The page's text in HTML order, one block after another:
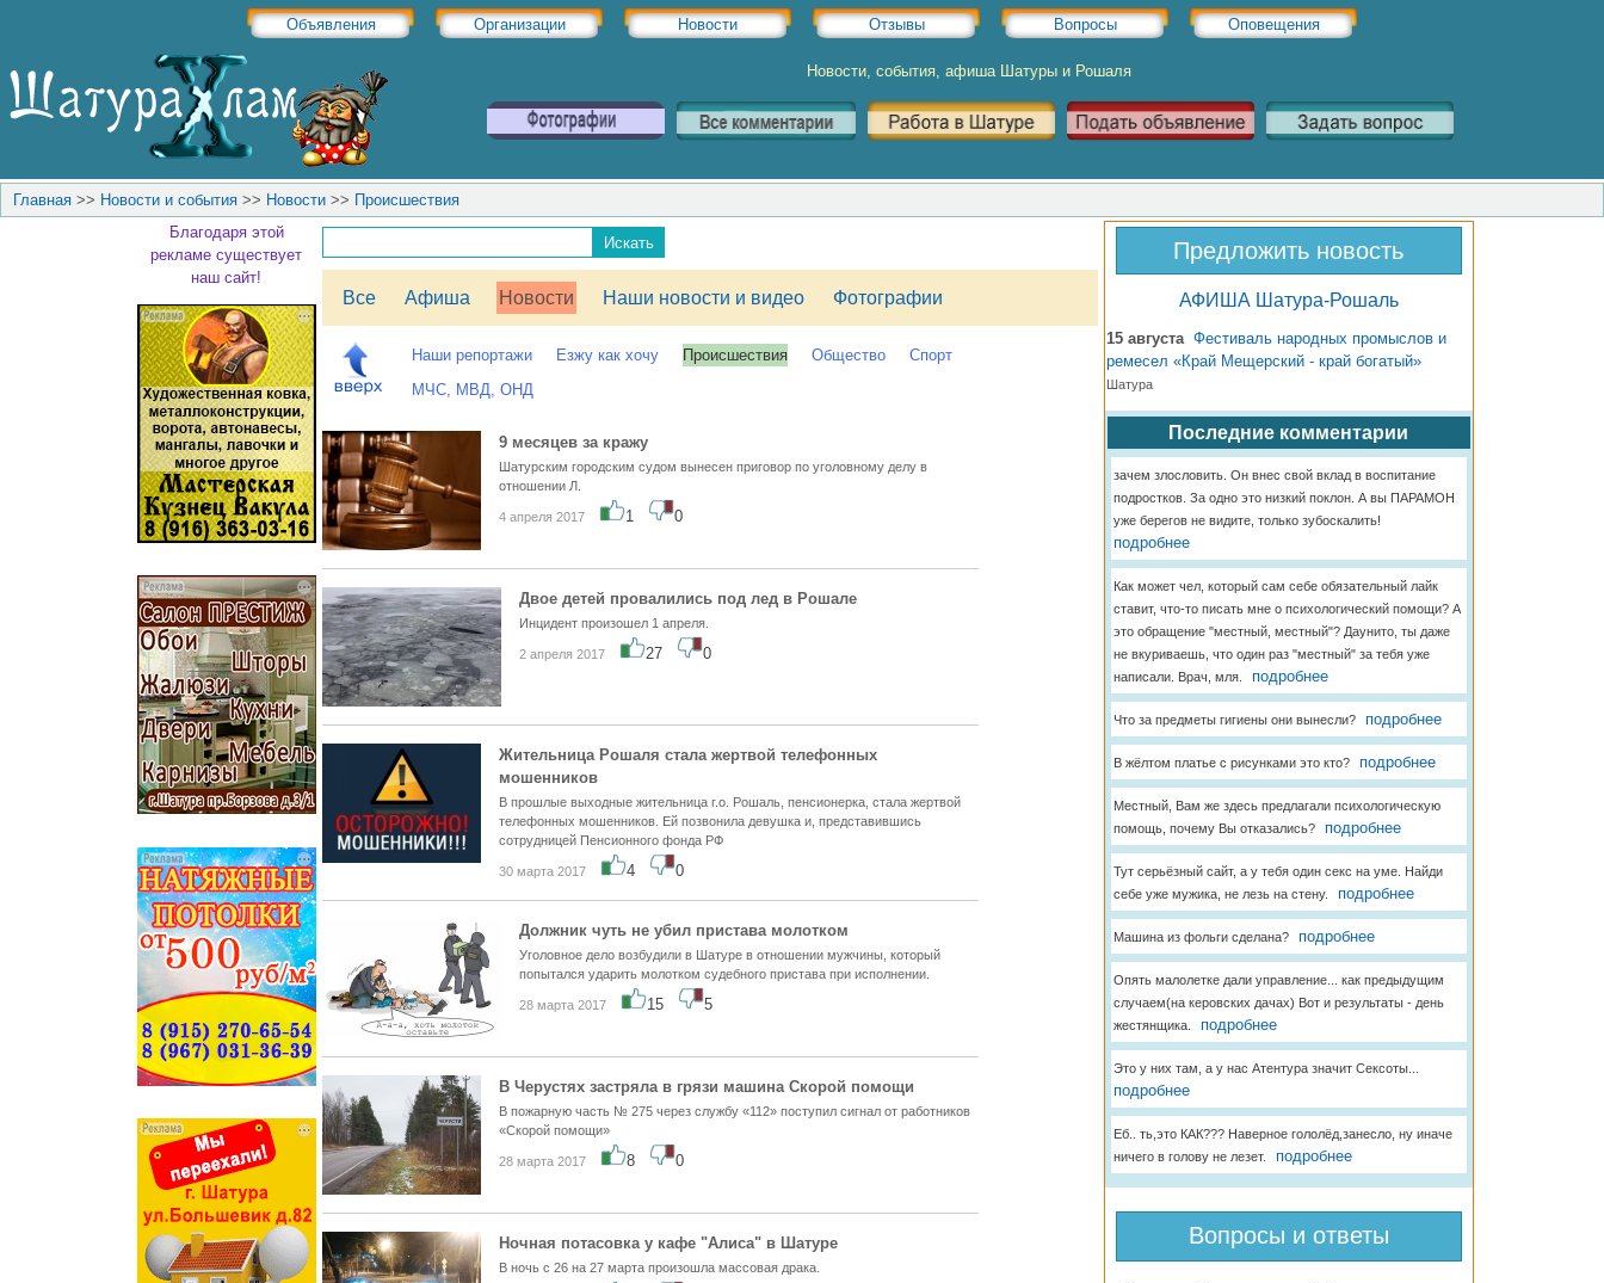
Объявления Организации Новости Отзывы Вопросы Оповещения
Новости, события, афиша Шатуры и Рошаля
Главная >> Новости и события >> Новости >> Происшествия
Благодаря этой
рекламе существует
наш сайт!
Все Афиша Новости Наши новости и видео Фотографии
Наши репортажи Езжу как хочу Происшествия Общество
Спорт
МЧС, МВД, ОНД
9 месяцев за кражу
Шатурским городским судом вынесен приговор по уголовному делу в
отношении Л.
4 апреля 2017 1 0
Двое детей провалились под лед в Рошале
Инцидент произошел 1 апреля.
2 апреля 2017 27 0
Жительница Рошаля стала жертвой телефонных
мошенников
В прошлые выходные жительница г.о. Рошаль, пенсионерка, стала жертвой
телефонных мошенников. Ей позвонила девушка и, представившись
сотрудницей Пенсионного фонда РФ
30 марта 2017 4 0
Должник чуть не убил пристава молотком
Уголовное дело возбудили в Шатуре в отношении мужчины, который
попытался ударить молотком судебного пристава при исполнении.
28 марта 2017 15 5
В Черустях застряла в грязи машина Скорой помощи
В пожарную часть № 275 через службу «112» поступил сигнал от работников
«Скорой помощи»
28 марта 2017 8 0
Ночная потасовка у кафе "Алиса" в Шатуре
В ночь с 26 на 27 марта произошла массовая драка.
Предложить новость
АФИША Шатура-Рошаль
15 августа Фестиваль народных промыслов и
ремесел «Край Мещерский - край богатый»
Шатура
Последние комментарии
зачем злословить. Он внес свой вклад в воспитание
подростков. За одно это низкий поклон. А вы ПАРАМОН
уже берегов не видите, только зубоскалить!
подробнее
Как может чел, который сам себе обязательный лайк
ставит, что-то писать мне о психологический помощи? А
это обращение "местный, местный"? Даунито, ты даже
не вкуриваешь, что один раз "местный" за тебя уже
написали. Врач, мля.
подробнее
Что за предметы гигиены они вынесли? подробнее
В жёлтом платье с рисунками это кто? подробнее
Местный, Вам же здесь предлагали психологическую
помощь, почему Вы отказались?
подробнее
Тут серьёзный сайт, а у тебя один секс на уме. Найди
себе уже мужика, не лезь на стену.
подробнее
Машина из фольги сделана? подробнее
Опять малолетке дали управление... как предыдущим
случаем(на керовских дачах) Вот и результаты - день
жестянщика.
подробнее
Это у них там, а у нас Атентура значит Сексоты...
подробнее
Еб.. ть,это КАК??? Наверное гололёд,занесло, ну иначе
ничего в голову не лезет.
подробнее
Вопросы и ответы